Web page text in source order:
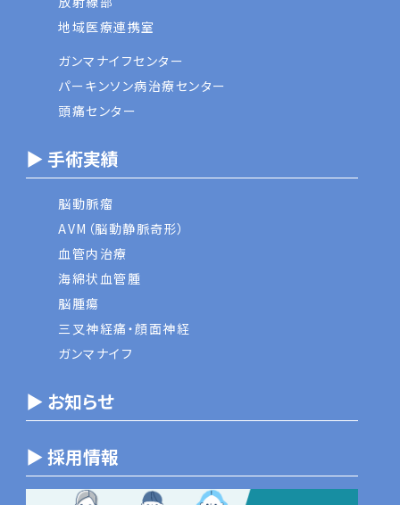
地域医療連携室
ガンマナイフセンター
パーキンソン病治療センター
頭痛センター
▶ 手術実績
脳動脈瘤
AVM（脳動静脈奇形）
血管内治療
海綿状血管腫
脳腫瘍
三叉神経痛・顔面神経
ガンマナイフ
▶ お知らせ
▶ 採用情報